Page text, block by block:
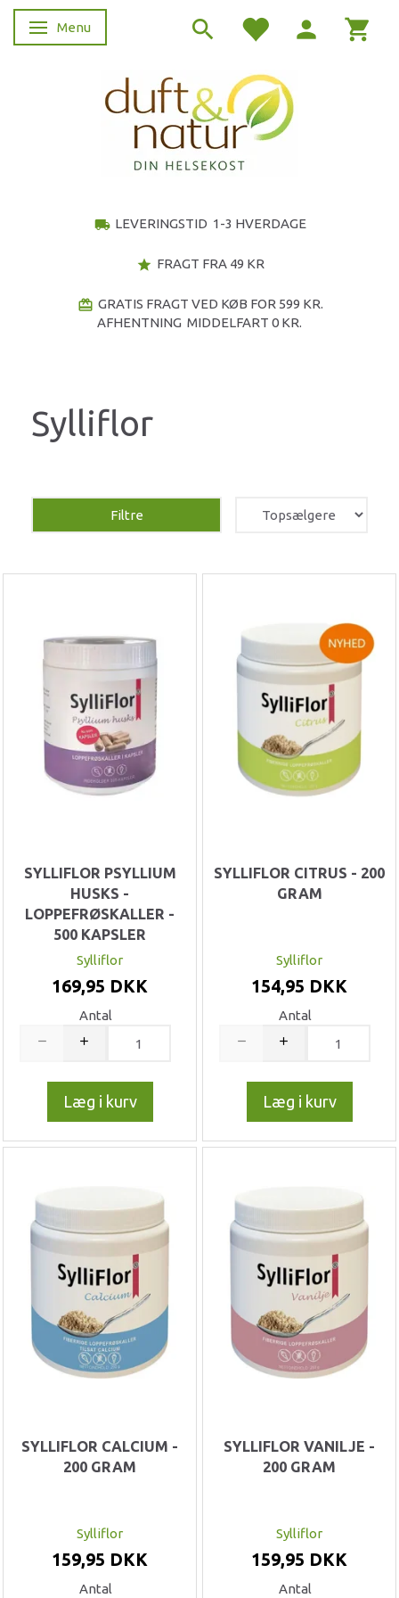
Skifte navigation
Menu
local_shipping LEVERINGSTID 1-3 HVERDAGE
star FRAGT FRA 49 KR
redeem GRATIS FRAGT VED KØB FOR 599 KR.
AFHENTNING MIDDELFART 0 KR.
Sylliflor
Filtre
SYLLIFLOR PSYLLIUM
HUSKS -
LOPPEFRØSKALLER -
500 KAPSLER
Sylliflor
169,95 DKK
Antal
Læg i kurv
SYLLIFLOR CITRUS - 200
GRAM
Sylliflor
154,95 DKK
Antal
Læg i kurv
SYLLIFLOR CALCIUM -
200 GRAM
Sylliflor
159,95 DKK
Antal
SYLLIFLOR VANILJE -
200 GRAM
Sylliflor
159,95 DKK
Antal